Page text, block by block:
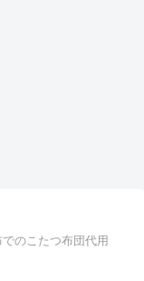
でのこたつ布団代用